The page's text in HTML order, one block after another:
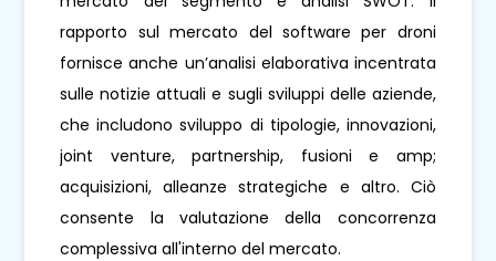
rapporto sul mercato del software per droni
fornisce anche un’analisi elaborativa incentrata
sulle notizie attuali e sugli sviluppi delle aziende,
che includono sviluppo di tipologie, innovazioni,
joint venture, partnership, fusioni e amp;
acquisizioni, alleanze strategiche e altro. Ciò
consente la valutazione della concorrenza
complessiva all'interno del mercato.